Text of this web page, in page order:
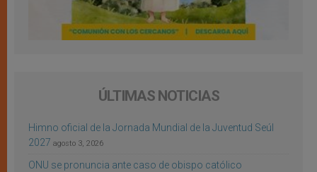
ÚLTIMAS NOTICIAS
Himno oficial de la Jornada Mundial de la Juventud Seúl
2027 agosto 3, 2026
ONU se pronuncia ante caso de obispo católico